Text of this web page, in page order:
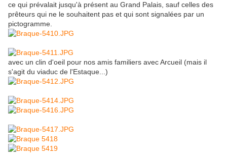
ce qui prévalait jusqu'à présent au Grand Palais, sauf celles des
prêteurs qui ne le souhaitent pas et qui sont signalées par un
pictogramme.
avec un clin d'oeil pour nos amis familiers avec Arcueil (mais il
s'agit du viaduc de l'Estaque...)